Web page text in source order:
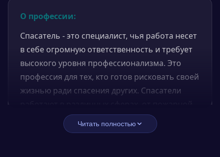
О профессии:
Спасатель - это специалист, чья работа несет
в себе огромную ответственность и требует
высокого уровня профессионализма. Это
профессия для тех, кто готов рисковать своей
жизнью ради спасения других. Спасатели
охраны до аварийно-спасательных служб, и
их задача - предотвратить и ликвидировать
Читать полностью